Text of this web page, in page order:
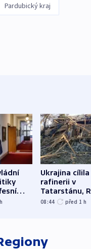
Pardubický kraj
i
h
Ukrajina cílila
rafinerii v
Tatarstánu,
útočilo na
08:44 před 1 h